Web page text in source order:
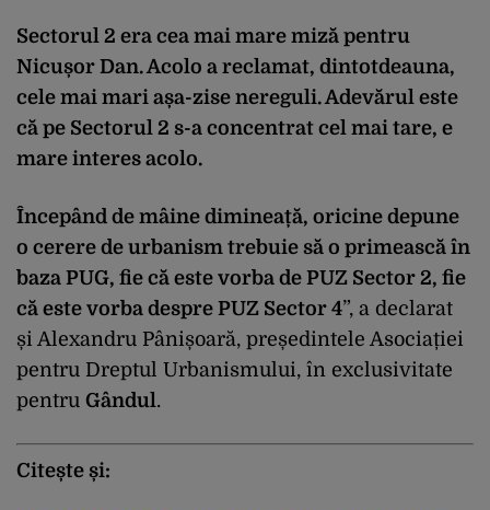
Sectorul 2 era cea mai mare miză pentru
Nicușor Dan. Acolo a reclamat, dintotdeauna,
cele mai mari așa-zise nereguli. Adevărul este
că pe Sectorul 2 s-a concentrat cel mai tare, e
mare interes acolo.
Începând de mâine dimineață, oricine depune
o cerere de urbanism trebuie să o primească în
baza PUG, fie că este vorba de PUZ Sector 2, fie
că este vorba despre PUZ Sector 4”, a declarat
și Alexandru Pânișoară, președintele Asociației
pentru Dreptul Urbanismului, în exclusivitate
pentru Gândul.
Citește și: